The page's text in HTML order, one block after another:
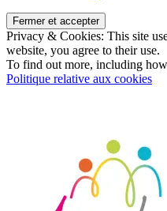
Privacy & Cookies: This site
website, you agree to their use.
To find out more, including
Politique relative aux cookies